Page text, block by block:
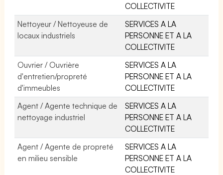
COLLECTIVITE
Nettoyeur / Nettoyeuse de
locaux industriels
SERVICES A LA
PERSONNE ET A LA
COLLECTIVITE
Ouvrier / Ouvrière
d'entretien/propreté
d'immeubles
SERVICES A LA
PERSONNE ET A LA
COLLECTIVITE
Agent / Agente technique de
nettoyage industriel
SERVICES A LA
PERSONNE ET A LA
COLLECTIVITE
Agent / Agente de propreté
en milieu sensible
SERVICES A LA
PERSONNE ET A LA
COLLECTIVITE